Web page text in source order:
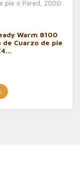
Warm 8100
Cuarzo de pie